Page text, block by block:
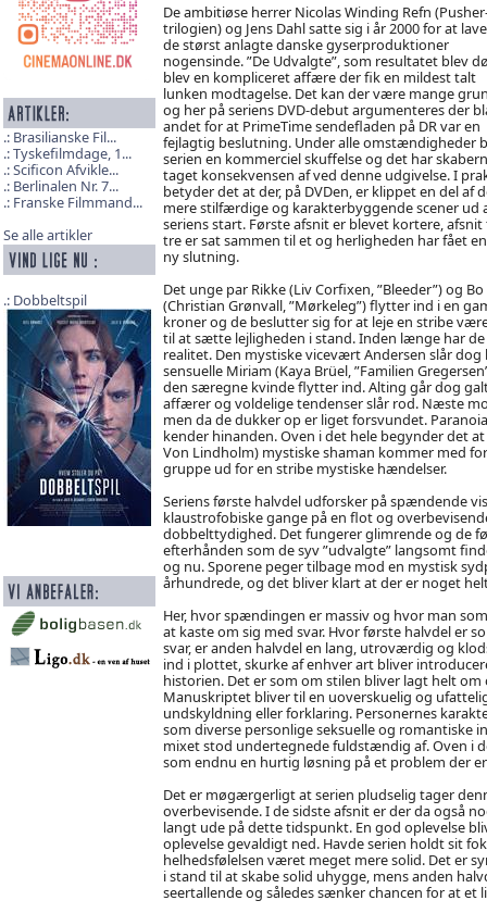
Brasilianske Fil...
Tyskefilmdage, 1...
Scificon Afvikle...
Berlinalen Nr. 7...
Franske Filmmand...
Se alle artikler
Dobbeltspil
De ambitiøse herrer Nicolas Winding Refn
trilogien) og Jens Dahl satte sig i år 2000 for at
de størst anlagte danske gyserproduktioner
nogensinde. ”De Udvalgte”, som resultatet blev
blev en kompliceret affære der fik en mildest talt
lunken modtagelse. Det kan der være mange
og her på seriens DVD-debut argumenteres der
andet for at PrimeTime sendefladen på DR var en
fejlagtig beslutning. Under alle omstændigheder
serien en kommerciel skuffelse og det har
taget konsekvensen af ved denne udgivelse. I
betyder det at der, på DVDen, er klippet en del af
mere stilfærdige og karakterbyggende scener ud
seriens start. Første afsnit er blevet kortere,
tre er sat sammen til et og herligheden har fået
ny slutning.
Det unge par Rikke (Liv Corfixen, ”Bleeder”) og Bo
(Christian Grønvall, ”Mørkeleg”) flytter ind i en
kroner og de beslutter sig for at leje en stribe
til at sætte lejligheden i stand. Inden længe har
realitet. Den mystiske vicevært Andersen slår dog
sensuelle Miriam (Kaya Brüel, ”Familien
den særegne kvinde flytter ind. Alting går dog
affærer og voldelige tendenser slår rod. Næste
men da de dukker op er liget forsvundet.
kender hinanden. Oven i det hele begynder det
Von Lindholm) mystiske shaman kommer med
gruppe ud for en stribe mystiske hændelser.
Seriens første halvdel udforsker på spændende
klaustrofobiske gange på en flot og
dobbelttydighed. Det fungerer glimrende og de
efterhånden som de syv ”udvalgte” langsomt
og nu. Sporene peger tilbage mod en mystisk
århundrede, og det bliver klart at der er noget
Her, hvor spændingen er massiv og hvor man
at kaste om sig med svar. Hvor første halvdel er
svar, er anden halvdel en lang, utroværdig og
ind i plottet, skurke af enhver art bliver
historien. Det er som om stilen bliver lagt helt
Manuskriptet bliver til en uoverskuelig og
undskyldning eller forklaring. Personernes
som diverse personlige seksuelle og romantiske
mixet stod undertegnede fuldstændig af. Oven i
som endnu en hurtig løsning på et problem der
Det er møgærgerligt at serien pludselig tager
overbevisende. I de sidste afsnit er der da også
langt ude på dette tidspunkt. En god oplevelse
oplevelse gevaldigt ned. Havde serien holdt sit
helhedsfølelsen været meget mere solid. Det er
i stand til at skabe solid uhygge, mens anden
seertallende og således sænker chancen for at